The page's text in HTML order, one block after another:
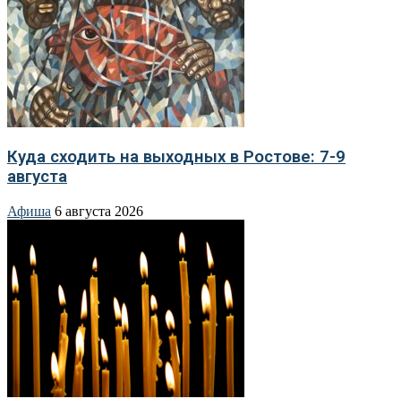
Куда сходить на выходных в Ростове: 7-9
августа
Афиша 6 августа 2026